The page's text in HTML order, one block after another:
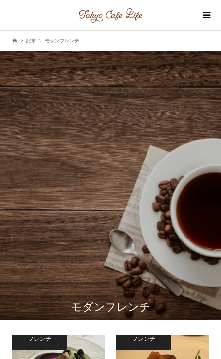
記事 モダンフレンチ
モダンフレンチ
フレンチ フレンチ